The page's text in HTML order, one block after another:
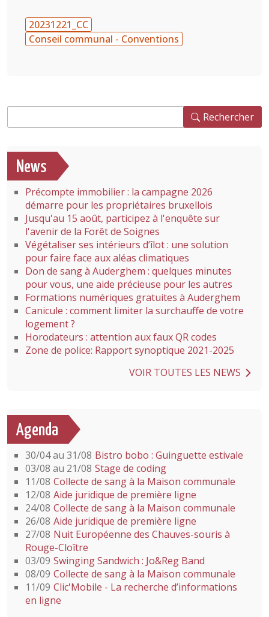
20231221_CC
Conseil communal - Conventions
Rechercher
News
Précompte immobilier : la campagne 2026
démarre pour les propriétaires bruxellois
Jusqu'au 15 août, participez à l'enquête sur
l'avenir de la Forêt de Soignes
Végétaliser ses intérieurs d’îlot : une solution
pour faire face aux aléas climatiques
Don de sang à Auderghem : quelques minutes
pour vous, une aide précieuse pour les autres
Formations numériques gratuites à Auderghem
Canicule : comment limiter la surchauffe de votre
logement ?
Horodateurs : attention aux faux QR codes
Zone de police: Rapport synoptique 2021-2025
VOIR TOUTES LES NEWS
Agenda
30/04 au 31/08 Bistro bobo : Guinguette estivale
03/08 au 21/08 Stage de coding
11/08 Collecte de sang à la Maison communale
12/08 Aide juridique de première ligne
24/08 Collecte de sang à la Maison communale
26/08 Aide juridique de première ligne
27/08 Nuit Européenne des Chauves-souris à
Rouge-Cloître
03/09 Swinging Sandwich : Jo&Reg Band
08/09 Collecte de sang à la Maison communale
11/09 Clic'Mobile - La recherche d’informations
en ligne